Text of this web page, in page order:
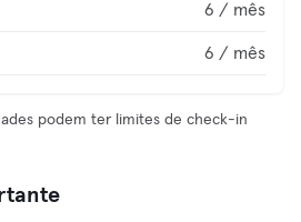
6 / mês
6 / mês
podem ter limites de check-in